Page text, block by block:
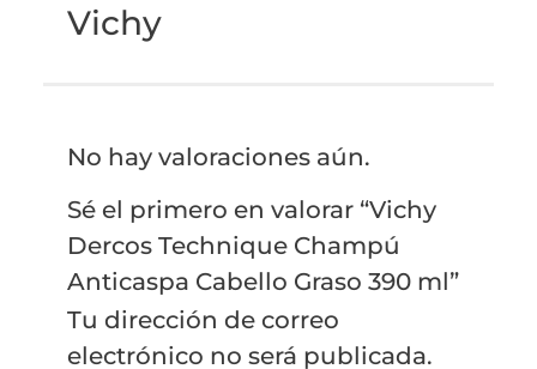
Vichy
No hay valoraciones aún.
Sé el primero en valorar “Vichy
Dercos Technique Champú
Anticaspa Cabello Graso 390 ml”
Tu dirección de correo
electrónico no será publicada.